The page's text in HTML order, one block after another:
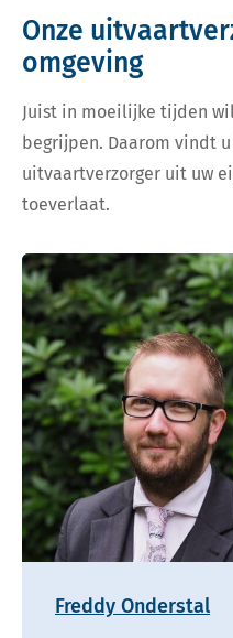
Onze
omgeving
Juist in moeilijke tijden
begrijpen. Daarom vindt
uitvaartverzorger uit uw
toeverlaat.
Freddy Onderstal